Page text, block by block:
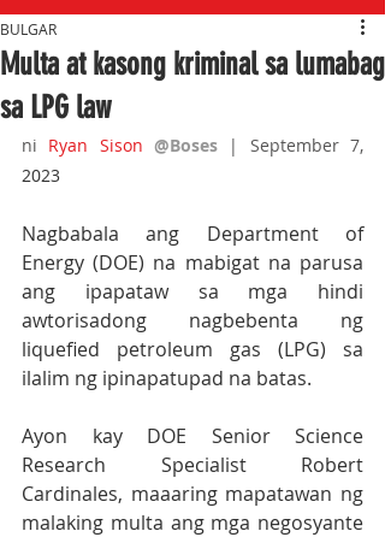
Multa at kasong kriminal sa lumabag
sa LPG law
BULGAR
ni Ryan Sison @Boses
2023
Nagbabala ang Department of
Energy (DOE) na mabigat na parusa
ang ipapataw sa mga hindi
awtorisadong nagbebenta ng
liquefied petroleum gas (LPG) sa
ilalim ng ipinapatupad na batas.
Ayon kay DOE Senior Science
Research Specialist Robert
Cardinales, maaaring mapatawan ng
malaking multa ang mga negosyante